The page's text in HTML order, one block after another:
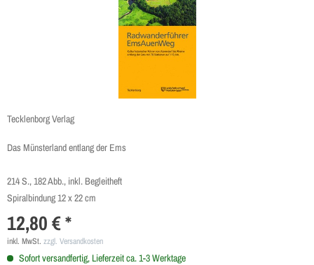
Tecklenborg Verlag
Das Münsterland entlang der Ems
214 S., 182 Abb., inkl. Begleitheft
Spiralbindung 12 x 22 cm
12,80 € *
inkl. MwSt. zzgl. Versandkosten
Sofort versandfertig, Lieferzeit ca. 1-3 Werktage